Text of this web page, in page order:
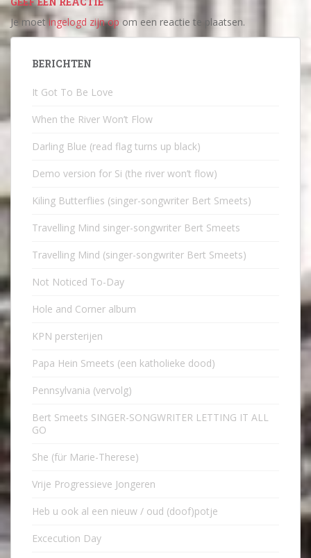
Je moetingelogd zijn op om een reactie te plaatsen.
BERICHTEN
It Got To Be Love
When the River Won’t Flow
Darling Blue (read flag turns up black)
Demo version for Si (the river won’t flow)
Kiling Butterflies (singer-songwriter Bert Smeets)
Travelling Mind singer-songwriter Bert Smeets
Travelling Mind (singer-songwriter Bert Smeets)
Not Noticed To-Day
Hole and Corner album
KPN persterijen
Papa Hein Smeets (een katholieke dood)
Pennsylvania (vervolg)
Bert Smeets SINGER-SONGWRITER LETTING IT ALL
GO
She (für Marie-Therese)
Vrije Progressieve Jongeren
Heb u ook al een nieuw / oud (doof)potje
Excecution Day